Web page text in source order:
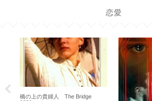
恋愛
橋の上の貴婦人 The Bridge